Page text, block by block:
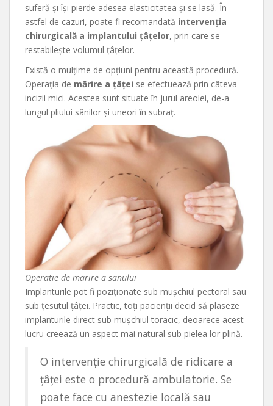
suferă și își pierde adesea elasticitatea și se lasă. În
astfel de cazuri, poate fi recomandată intervenția
chirurgicală a implantului țâțelor, prin care se
restabilește volumul țâțelor.
Există o mulțime de opțiuni pentru această procedură.
Operația de mărire a țâței se efectuează prin câteva
incizii mici. Acestea sunt situate în jurul areolei, de-a
lungul pliului sânilor și uneori în subraț.
Operatie de marire a sanului
Implanturile pot fi poziționate sub mușchiul pectoral sau
sub țesutul țâței. Practic, toți pacienții decid să plaseze
implanturile direct sub mușchiul toracic, deoarece acest
lucru creează un aspect mai natural sub pielea lor plină.
O intervenție chirurgicală de ridicare a
țâței este o procedură ambulatorie. Se
poate face cu anestezie locală sau